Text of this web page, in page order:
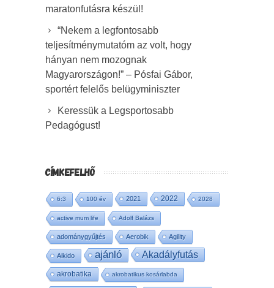
maratonfutásra készül!
“Nekem a legfontosabb
teljesítménymutatóm az volt, hogy
hányan nem mozognak
Magyarországon!” – Pósfai Gábor,
sportért felelős belügyminiszter
Keressük a Legsportosabb
Pedagógust!
CÍMKEFELHŐ
6:3 100 év 2021 2022 2028
active mum life Adolf Balázs
adománygyűjtés Aerobik Agility
Aikido ajánló Akadályfutás
akrobatika akrobatikus kosárlabda